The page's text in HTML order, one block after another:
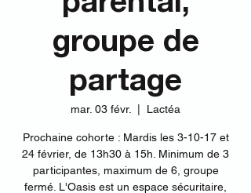
groupe de
partage
mar. 03 févr. Lactéa
Prochaine cohorte : Mardis les 3-10-17 et
24 février, de 13h30 à 15h. Minimum de 3
participantes, maximum de 6, groupe
fermé. L'Oasis est un espace sécuritaire,